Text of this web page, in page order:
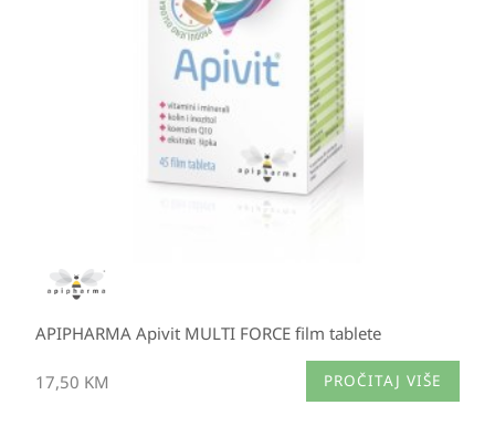
APIPHARMA Apivit MULTI FORCE film tablete
17,50 KM PROČITAJ VIŠE